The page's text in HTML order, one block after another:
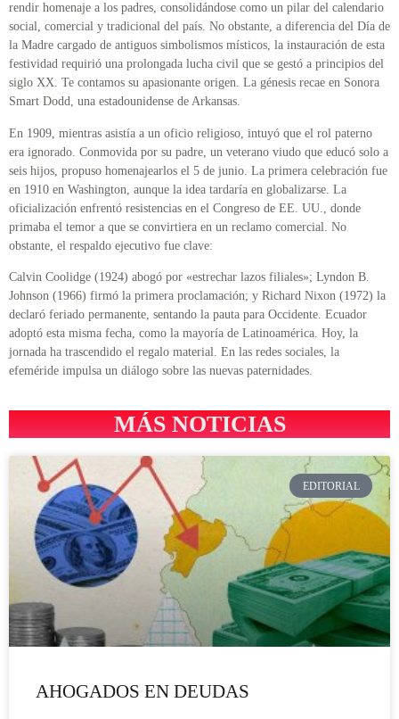
rendir homenaje a los padres, consolidándose como un pilar del calendario
social, comercial y tradicional del país. No obstante, a diferencia del Día de
la Madre cargado de antiguos simbolismos místicos, la instauración de esta
festividad requirió una prolongada lucha civil que se gestó a principios del
siglo XX. Te contamos su apasionante origen. La génesis recae en Sonora
Smart Dodd, una estadounidense de Arkansas.
En 1909, mientras asistía a un oficio religioso, intuyó que el rol paterno
era ignorado. Conmovida por su padre, un veterano viudo que educó solo a
seis hijos, propuso homenajearlos el 5 de junio. La primera celebración fue
en 1910 en Washington, aunque la idea tardaría en globalizarse. La
oficialización enfrentó resistencias en el Congreso de EE. UU., donde
primaba el temor a que se convirtiera en un reclamo comercial. No
obstante, el respaldo ejecutivo fue clave:
Calvin Coolidge (1924) abogó por «estrechar lazos filiales»; Lyndon B.
Johnson (1966) firmó la primera proclamación; y Richard Nixon (1972) la
declaró feriado permanente, sentando la pauta para Occidente. Ecuador
adoptó esta misma fecha, como la mayoría de Latinoamérica. Hoy, la
jornada ha trascendido el regalo material. En las redes sociales, la
efeméride impulsa un diálogo sobre las nuevas paternidades.
MÁS NOTICIAS
EDITORIAL
AHOGADOS EN DEUDAS